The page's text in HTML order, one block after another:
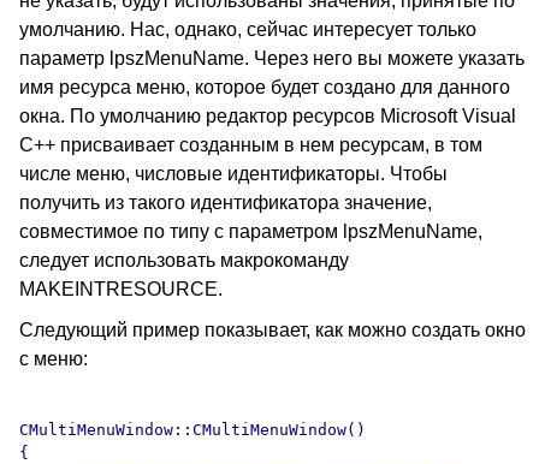
умолчанию. Нас, однако, сейчас интересует только
параметр lpszMenuName. Через него вы можете указать
имя ресурса меню, которое будет создано для данного
окна. По умолчанию редактор ресурсов Microsoft Visual
C++ присваивает созданным в нем ресурсам, в том
числе меню, числовые идентификаторы. Чтобы
получить из такого идентификатора значение,
совместимое по типу с параметром lpszMenuName,
следует использовать макрокоманду
MAKEINTRESOURCE.
Следующий пример показывает, как можно создать окно
с меню:
CMultiMenuWindow::CMultiMenuWindow()
{